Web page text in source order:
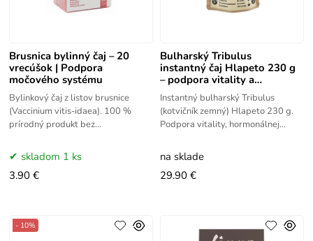
Brusnica bylinný čaj – 20
vrecúšok | Podpora
močového systému
Bylinkový čaj z listov brusnice
(Vaccinium vitis-idaea). 100 %
prírodný produkt bez
tráviaceho systému.
skladom 1 ks
3.90 €
Bulharský Tribulus
instantný čaj Hlapeto 230 g
– podpora vitality a
hormonálnej rovnováhy
Instantný bulharský Tribulus
(kotvičník zemný) Hlapeto 230 g.
Podpora vitality, hormonálnej
zdravia v praktickej forme.
na sklade
29.90 €
- 10%